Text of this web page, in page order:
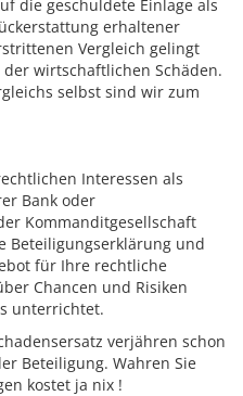
die geschuldete Einlage als
erhaltener
Vergleich gelingt
wirtschaftlichen Schäden.
selbst sind wir zum
Interessen als
Bank oder
Kommanditgesellschaft
Beteiligungserklärung und
für Ihre rechtliche
Chancen und Risiken
unterrichtet.
verjähren schon
Beteiligung. Wahren Sie
kostet ja nix !